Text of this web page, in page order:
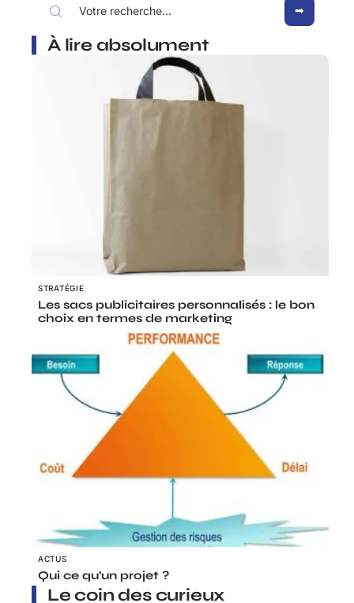
À lire absolument
STRATÉGIE
Les sacs publicitaires personnalisés : le bon
choix en termes de marketing
ACTUS
Qui ce qu’un projet ?
Le coin des curieux